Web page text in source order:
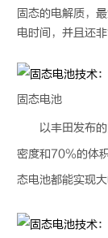
固态的电解质，
电时间，并且还非
固态电池
以丰田发布的
密度和70%的体
态电池都能实现大